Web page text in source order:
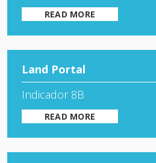
READ MORE
Land Portal
Indicador 8B
READ MORE